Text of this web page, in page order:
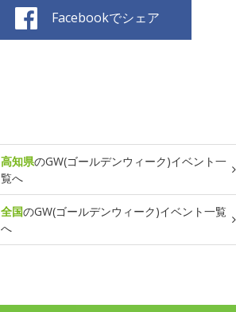
Facebookでシェア
高知県のGW(ゴールデンウィーク)イベント一
覧へ
全国のGW(ゴールデンウィーク)イベント一覧
へ